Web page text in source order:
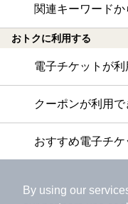
By using our
関連キーワードか
おトクに利用する
電子チケットが
クーポンが利用
おすすめ電子チ